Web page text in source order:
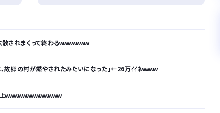
れまくって終わるｗｗｗｗｗｗｗ
故郷の村が燃やされたみたいになった」←26万ｲｲﾈｗｗｗｗ
ｗｗｗｗｗｗｗｗｗｗｗ